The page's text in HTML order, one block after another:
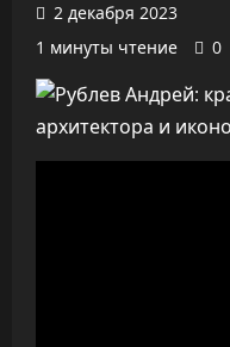
2 декабря 2023
1 минуты чтение
0